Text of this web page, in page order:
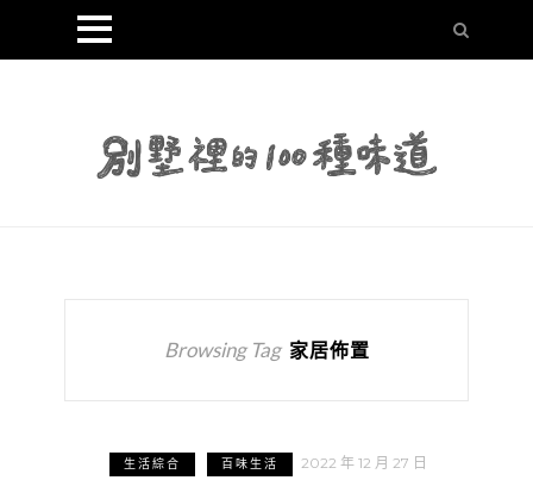
Browsing Tag 家居佈置
生活綜合 百味生活 2022 年 12 月 27 日